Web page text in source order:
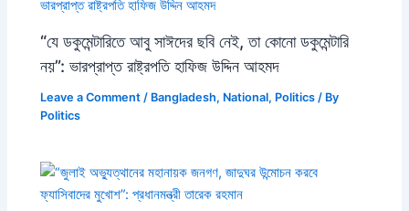
“যে ডকুমেন্টারিতে আবু সাঈদের ছবি নেই, তা কোনো ডকুমেন্টারি
নয়”: ভারপ্রাপ্ত রাষ্ট্রপতি হাফিজ উদ্দিন আহমদ
Leave a Comment / Bangladesh, National, Politics / By
Politics